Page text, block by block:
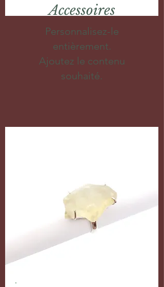
Accessoires
Personnalisez-le
entièrement.
Ajoutez le contenu
souhaité.